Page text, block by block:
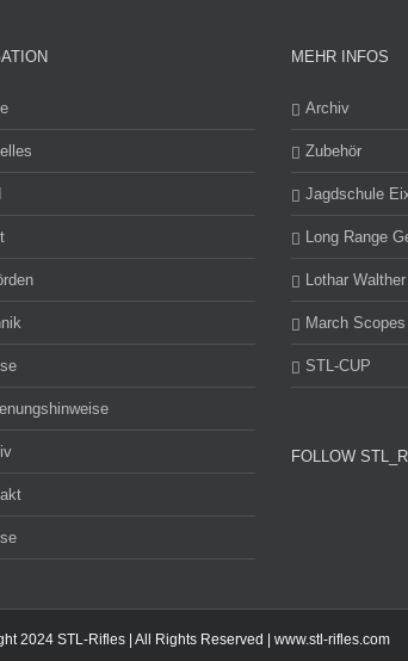
MEHR INFOS
Archiv
Zubehör
Jagdschule
Long Range
Lothar Walther
March
STL-CUP
FOLLOW
2024 STL-Rifles | All Rights Reserved | www.stl-rifles.com